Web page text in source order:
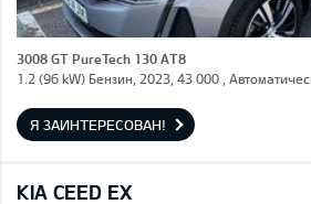
3008 GT PureTech 130 AT8
1.2 (96 kW) Бензин, 2023, 43 000 ,
Я ЗАИНТЕРЕСОВАН!
KIA CEED EX